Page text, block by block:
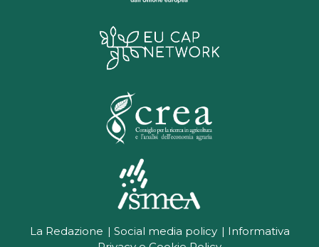
La Redazione Social media policy
Informativa